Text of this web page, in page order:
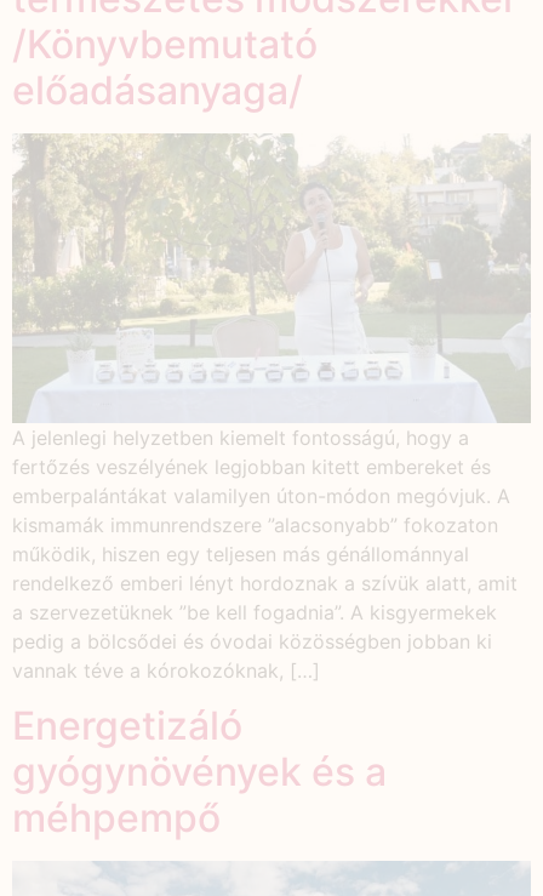
/Könyvbemutató
előadásanyaga/
A jelenlegi helyzetben kiemelt fontosságú, hogy a
fertőzés veszélyének legjobban kitett embereket és
emberpalántákat valamilyen úton-módon megóvjuk. A
kismamák immunrendszere ”alacsonyabb” fokozaton
működik, hiszen egy teljesen más génállománnyal
rendelkező emberi lényt hordoznak a szívük alatt, amit
a szervezetüknek ”be kell fogadnia”. A kisgyermekek
pedig a bölcsődei és óvodai közösségben jobban ki
vannak téve a kórokozóknak, […]
Energetizáló
gyógynövények és a
méhpempő